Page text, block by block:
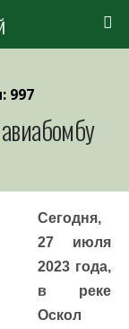
997
Сегодня,
27 июля
2023 года,
в реке
Оскол